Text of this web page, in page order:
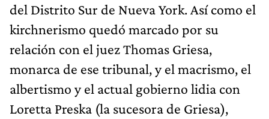
del Distrito Sur de Nueva York. Así como el
kirchnerismo quedó marcado por su
relación con el juez Thomas Griesa,
monarca de ese tribunal, y el macrismo, el
albertismo y el actual gobierno lidia con
Loretta Preska (la sucesora de Griesa),